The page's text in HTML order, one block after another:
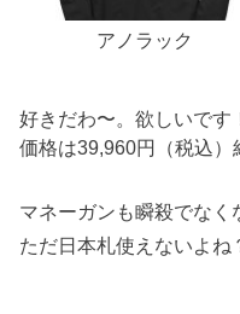
アノラック
好きだわ〜。欲しいで
価格は39,960円 （税込
マネーガン も瞬殺でなく
ただ日本札使えないよね